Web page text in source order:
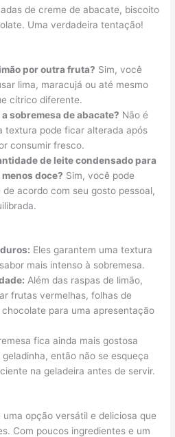
de creme de abacate, biscoito
Uma verdadeira tentação!
por outra fruta? Sim, você
lima, maracujá ou até mesmo
cítrico diferente.
sobremesa de abacate? Não é
textura pode ficar alterada após
consumir fresco.
de leite condensado para
doce? Sim, você pode
acordo com seu gosto pessoal,
Eles garantem uma textura
mais intenso à sobremesa.
Além das raspas de limão,
frutas vermelhas, folhas de
para uma apresentação
fica ainda mais gostosa
então não se esqueça
na geladeira antes de servir.
opção versátil e deliciosa que
Com poucos ingredientes e um